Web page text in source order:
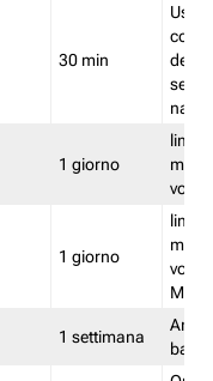
30 min
1 giorno
1 giorno
1 settimana